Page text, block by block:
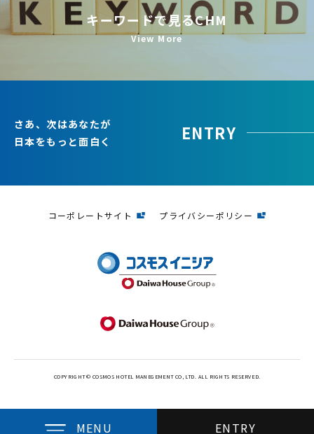
ENTRY
キーワードで見るCHM
View More
さあ、次はあなたが
日本をもっと面白く
ENTRY
コーポレートサイト プライバシーポリシー
COPYRIGHT © COSMOS HOTEL MANEGEMENT CO, LTD. ALL RIGHTS RESERVED.